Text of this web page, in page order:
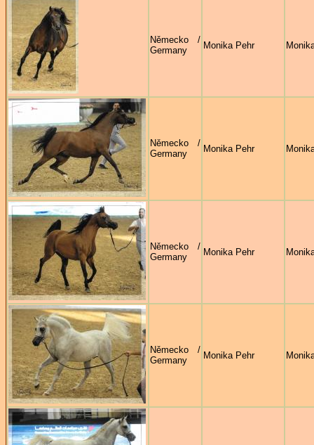
Německo /
Germany
Monika Pehr
Německo /
Germany
Monika Pehr
Německo /
Germany
Monika Pehr
Německo /
Germany
Monika Pehr